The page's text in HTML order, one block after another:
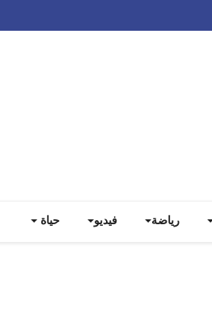
رياضة فيديو حياة